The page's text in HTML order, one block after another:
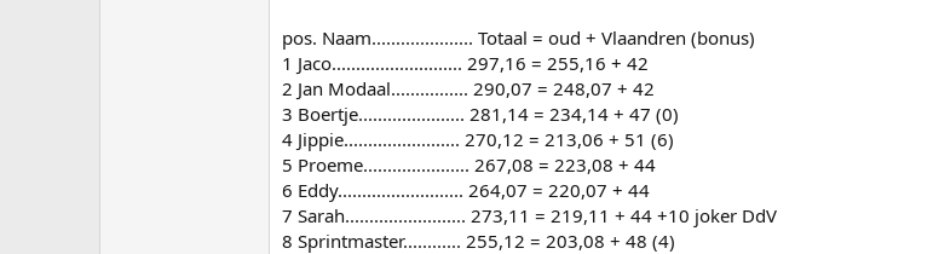
pos. Naam..................... Totaal = oud + Vlaandren (bonus)
1 Jaco........................... 297,16 = 255,16 + 42
2 Jan Modaal................ 290,07 = 248,07 + 42
3 Boertje...................... 281,14 = 234,14 + 47 (0)
4 Jippie........................ 270,12 = 213,06 + 51 (6)
5 Proeme...................... 267,08 = 223,08 + 44
6 Eddy.......................... 264,07 = 220,07 + 44
7 Sarah......................... 273,11 = 219,11 + 44 +10 joker DdV
8 Sprintmaster............ 255,12 = 203,08 + 48 (4)